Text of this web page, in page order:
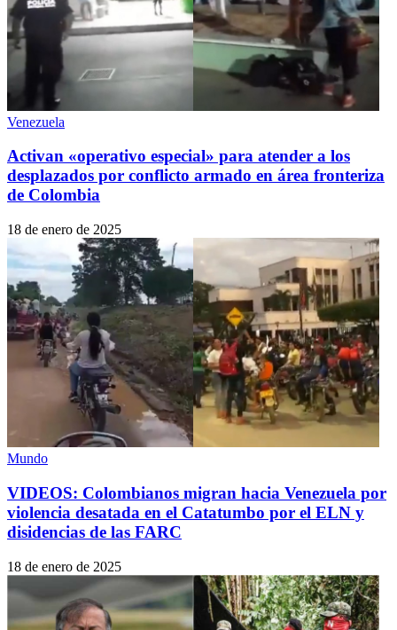
Venezuela
Activan «operativo especial» para atender a los
desplazados por conflicto armado en área fronteriza
de Colombia
18 de enero de 2025
Mundo
VIDEOS: Colombianos migran hacia Venezuela por
violencia desatada en el Catatumbo por el ELN y
disidencias de las FARC
18 de enero de 2025